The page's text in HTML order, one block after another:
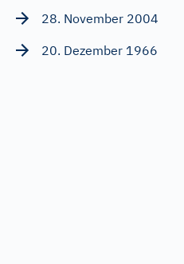
28. November 2004
20. Dezember 1966